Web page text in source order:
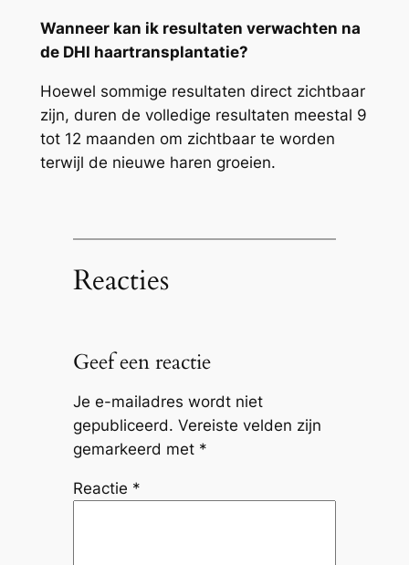
Wanneer kan ik resultaten verwachten na
de DHI haartransplantatie?
Hoewel sommige resultaten direct zichtbaar
zijn, duren de volledige resultaten meestal 9
tot 12 maanden om zichtbaar te worden
terwijl de nieuwe haren groeien.
Reacties
Geef een reactie
Je e-mailadres wordt niet
gepubliceerd. Vereiste velden zijn
gemarkeerd met *
Reactie *